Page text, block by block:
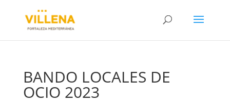
BANDO LOCALES DE
OCIO 2023